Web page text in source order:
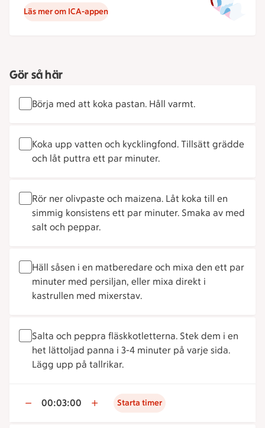
Läs mer om ICA-appen
Gör så här
Börja med att koka pastan. Håll varmt.
Koka upp vatten och kycklingfond. Tillsätt grädde
och låt puttra ett par minuter.
Rör ner olivpaste och maizena. Låt koka till en
simmig konsistens ett par minuter. Smaka av med
salt och peppar.
Häll såsen i en matberedare och mixa den ett par
minuter med persiljan, eller mixa direkt i
kastrullen med mixerstav.
Salta och peppra fläskkotletterna. Stek dem i en
het lättoljad panna i 3-4 minuter på varje sida.
Lägg upp på tallrikar.
00:03:00 Starta timer